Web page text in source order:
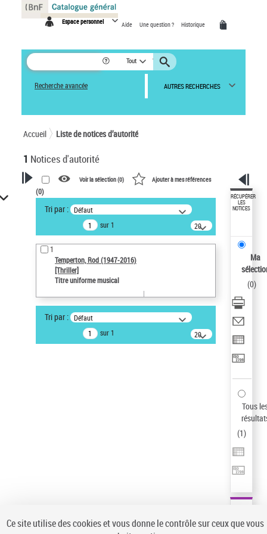
Espace personnel Aide Une question ? Historique
Tout
Recherche avancée AUTRES RECHERCHES
Accueil Liste de notices d’autorité
1 Notices d'autorité
VOTRE RECHERCHE
Recherche avancée dans les
notices d’autorité
Œuvres liées à l'auteur :
Temperton, Rod (1947-2016)
Type de notice d'autorité
Titre uniforme musical
Auteur d’œuvre
Voir la sélection (0) Ajouter à mes références
(0)
Tri par : Défaut
sur 1
20
résultats/page
1
Temperton, Rod (1947-2016)
[Thriller]
Titre uniforme musical
Tri par : Défaut
sur 1
20
résultats/page
RÉCUPÉRER
LES
NOTICES
Ma
(0)
Tous
(1)
Panneau de gestion des cookies
Ce site utilise des cookies et vous donne le contrôle sur ceux que vous